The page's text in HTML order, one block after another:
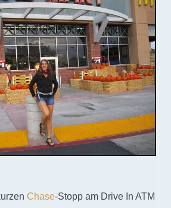
Chase-Stopp am Drive In ATM